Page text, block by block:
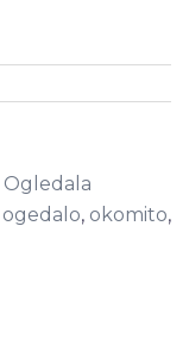
Ogledala
ogedalo, okomito,